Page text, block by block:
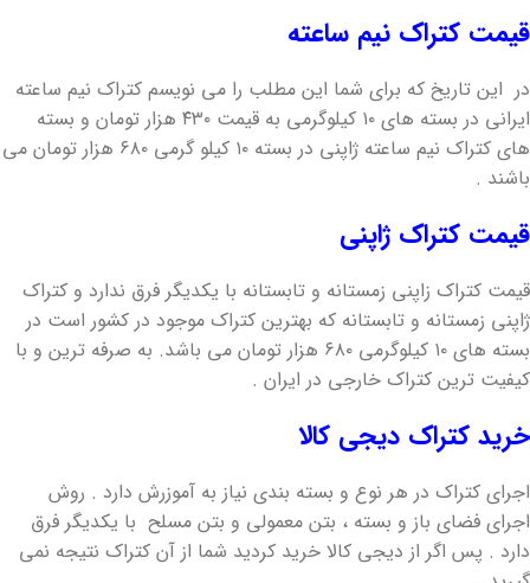
قیمت کتراک نیم ساعته
در این تاریخ که برای شما این مطلب را می نویسم کتراک نیم ساعته
ایرانی در بسته های ۱۰ کیلوگرمی به قیمت ۴۳۰ هزار تومان و بسته
های کتراک نیم ساعته ژاپنی در بسته ۱۰ کیلو گرمی ۶۸۰ هزار تومان می
باشند .
قیمت کتراک ژاپنی
قیمت کتراک زاپنی زمستانه و تابستانه با یکدیگر فرق ندارد و کتراک
ژاپنی زمستانه و تابستانه که بهترین کتراک موجود در کشور است در
بسته های ۱۰ کیلوگرمی ۶۸۰ هزار تومان می باشد. به صرفه ترین و با
کیفیت ترین کتراک خارجی در ایران .
خرید کتراک دیجی کالا
اجرای کتراک در هر نوع و بسته بندی نیاز به آموزرش دارد . روش
اجرای فضای باز و بسته ، بتن معمولی و بتن مسلح با یکدیگر فرق
دارد . پس اگر از دیجی کالا خرید کردید شما از آن کتراک نتیجه نمی